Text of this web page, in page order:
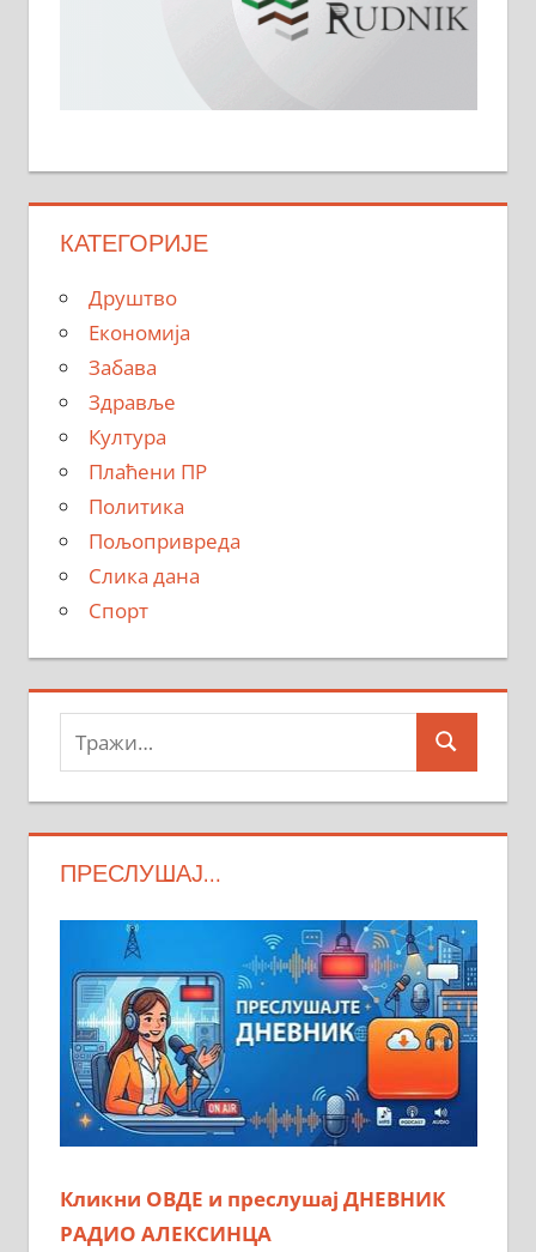
КАТЕГОРИЈЕ
Друштво
Економија
Забава
Здравље
Култура
Плаћени ПР
Политика
Пољопривреда
Слика дана
Спорт
Тражи:
Search
ПРЕСЛУШАЈ…
Кликни ОВДЕ и преслушај ДНЕВНИК
РАДИО АЛЕКСИНЦА